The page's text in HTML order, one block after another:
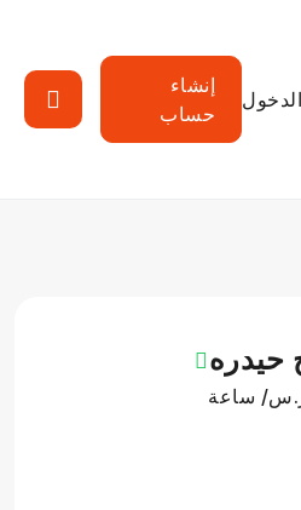
إنشاء
حساب
حيدره